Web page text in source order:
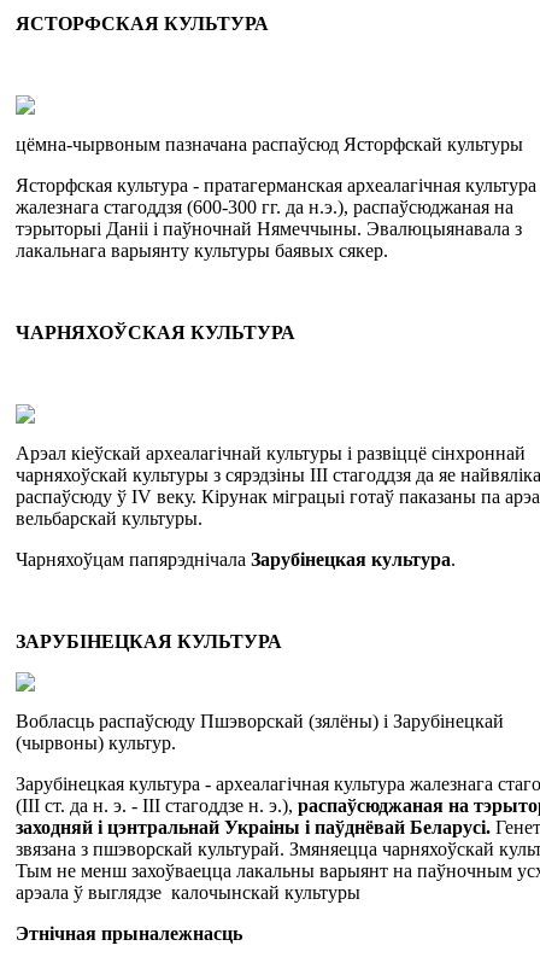
ЯСТОРФСКАЯ КУЛЬТУРА
цёмна-чырвоным пазначана распаўсюд Ясторфскай культуры
Ясторфская культура - пратагерманская археалагічная культура
жалезнага стагоддзя (600-300 гг. да н.э.), распаўсюджаная на
тэрыторыі Даніі і паўночнай Нямеччыны. Эвалюцыянавала з
лакальнага варыянту культуры баявых сякер.
ЧАРНЯХОЎСКАЯ КУЛЬТУРА
Арэал кіеўскай археалагічнай культуры і развіццё сінхроннай
чарняхоўскай культуры з сярэдзіны III стагоддзя да яе
распаўсюду ў IV веку. Кірунак міграцыі готаў паказаны па
вельбарскай культуры.
Чарняхоўцам папярэднічала Зарубінецкая культура.
ЗАРУБІНЕЦКАЯ КУЛЬТУРА
Вобласць распаўсюду Пшэворскай (зялёны) і Зарубінецкай
(чырвоны) культур.
Зарубінецкая культура - археалагічная культура жалезнага
(III ст. да н. э. - III стагоддзе н. э.), распаўсюджаная на
заходняй і цэнтральнай Украіны і паўднёвай Беларусі.
звязана з пшэворскай культурай. Змяняецца чарняхоўскай
Тым не менш захоўваецца лакальны варыянт на паўночным
арэала ў выглядзе калочынскай культуры
Этнічная прыналежнасць